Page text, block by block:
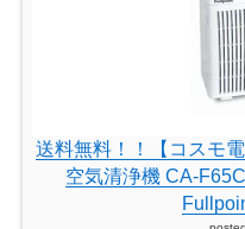
送料無料！！【コスモ
空気清浄機 CA-